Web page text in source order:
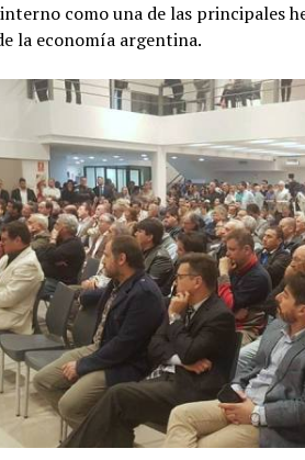
como una de las principales
la economía argentina.